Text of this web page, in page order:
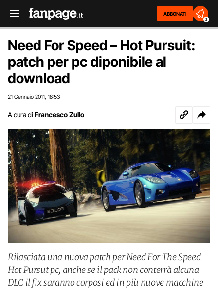
ABBONATI
2
Need For Speed – Hot Pursuit:
patch per pc diponibile al
download
21 Gennaio 2011 18:53
A cura di Francesco Zullo
Rilasciata una nuova patch per Need For The Speed
Hot Pursut pc, anche se il pack non conterrà alcuna
DLC il fix saranno corposi ed in più nuove macchine